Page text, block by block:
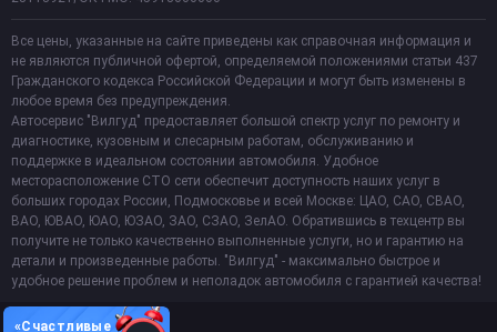
Все цены, указанные на сайте приведены как справочная информация и
не являются публичной офертой, определяемой положениями статьи 437
Гражданского кодекса Российской Федерации и могут быть изменены в
любое время без предупреждения.
Автосервис "Вилгуд" предоставляет большой спектр услуг по ремонту и
диагностике, кузовным и слесарным работам, обслуживанию и
поддержке в идеальном состоянии автомобиля. Удобное
месторасположение СТО сети обеспечит доступность наших услуг в
больших городах России, Подмосковье и всей Москве: ЦАО, САО, СВАО,
ВАО, ЮВАО, ЮАО, ЮЗАО, ЗАО, СЗАО, ЗелАО. Обратившись в техцентр вы
получите не только качественно выполненные услуги, но и гарантию на
детали и произведенные работы. "Вилгуд" - максимально быстрое и
удобное решение проблем и неполадок автомобиля с гарантией качества!
«Счастливые